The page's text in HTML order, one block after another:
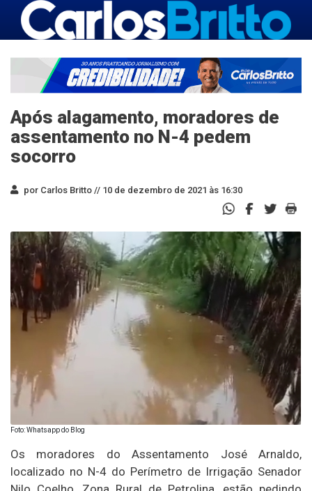
Após alagamento, moradores de
assentamento no N-4 pedem
socorro
por Carlos Britto // 10 de dezembro de 2021 às 16:30
Foto: Whatsapp do Blog
Os moradores do Assentamento José Arnaldo,
localizado no N-4 do Perímetro de Irrigação Senador